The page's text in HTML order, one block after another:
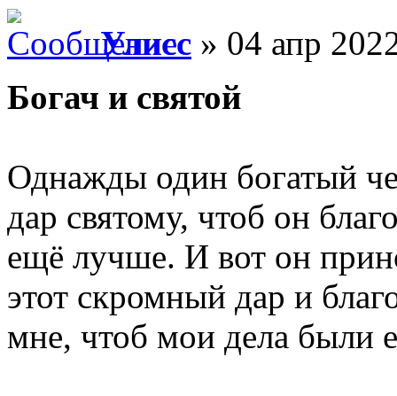
Улисс » 04 апр
Богач и святой
Однажды один богатый
дар святому, чтоб он
ещё лучше. И вот он
этот скромный дар и
мне, чтоб мои дела были